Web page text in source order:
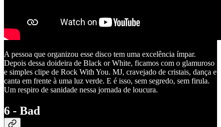
A pessoa que organizou esse disco tem uma excelência ímpar.
Depois dessa doideira de Black or White, ficamos com o glamuroso
e simples clipe de Rock With You. MJ, cravejado de cristais, dança e
canta em frente à uma luz verde. E é isso, sem segredo, sem firula.
Um respiro de sanidade nessa jornada de loucura.
6 - Bad